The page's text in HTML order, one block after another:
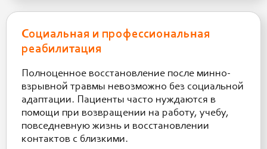
Социальная и профессиональная
реабилитация
Полноценное восстановление после минно-
взрывной травмы невозможно без социальной
адаптации. Пациенты часто нуждаются в
помощи при возвращении на работу, учебу,
повседневную жизнь и восстановлении
контактов с близкими.